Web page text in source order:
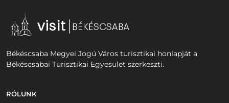
Békéscsaba Megyei Jogú Város turisztikai honlapját a
Békéscsabai Turisztikai Egyesület szerkeszti.
RÓLUNK